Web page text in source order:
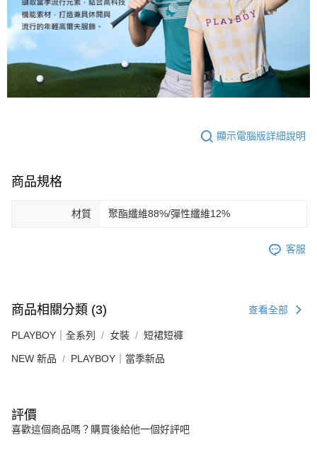
顯示電腦版詳細說明
商品規格
材質 聚酯纖維88%/彈性纖維12%
客服
商品相關分類 (3) 查看全部
PLAYBOY｜全系列 女裝 短裙短褲
NEW 新品 PLAYBOY｜當季新品
評價
喜歡這個商品嗎？購買後給他一個好評吧